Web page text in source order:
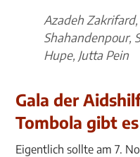
Azadeh
Shahandenpour,
Hupe, Jutta Pein
Gala der
Tombola gibt
Eigentlich sollte am 7.